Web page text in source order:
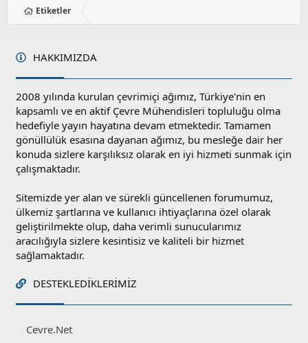
Etiketler
HAKKIMIZDA
2008 yılında kurulan çevrimiçi ağımız, Türkiye'nin en
kapsamlı ve en aktif Çevre Mühendisleri topluluğu olma
hedefiyle yayın hayatına devam etmektedir. Tamamen
gönüllülük esasına dayanan ağımız, bu mesleğe dair her
konuda sizlere karşılıksız olarak en iyi hizmeti sunmak için
çalışmaktadır.
Sitemizde yer alan ve sürekli güncellenen forumumuz,
ülkemiz şartlarına ve kullanıcı ihtiyaçlarına özel olarak
geliştirilmekte olup, daha verimli sunucularımız
aracılığıyla sizlere kesintisiz ve kaliteli bir hizmet
sağlamaktadır.
DESTEKLEDIKLERIMIZ
Cevre.Net